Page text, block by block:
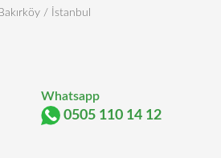
/ İstanbul
Whatsapp
0505 110 14 12